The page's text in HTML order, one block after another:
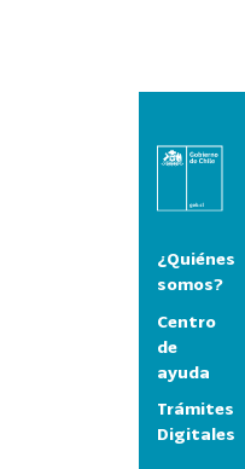
¿Quiénes
somos?
Centro
de
ayuda
Trámites
Digitales